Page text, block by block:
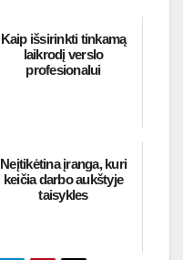
Kaip išsirinkti tinkamą
laikrodį verslo
profesionalui
Neįtikėtina įranga, kuri
keičia darbo aukštyje
taisykles